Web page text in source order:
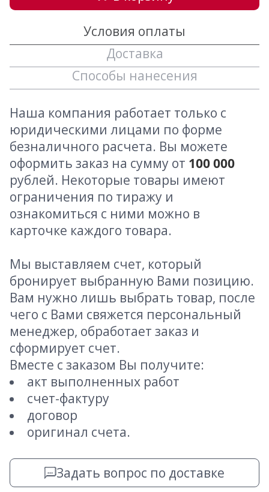
Условия оплаты
Доставка
Способы нанесения
Наша компания работает только с
юридическими лицами по форме
безналичного расчета. Вы можете
оформить заказ на сумму от 100 000
рублей. Некоторые товары имеют
ограничения по тиражу и
ознакомиться с ними можно в
карточке каждого товара.
Мы выставляем счет, который
бронирует выбранную Вами позицию.
Вам нужно лишь выбрать товар, после
чего с Вами свяжется персональный
менеджер, обработает заказ и
сформирует счет.
Вместе с заказом Вы получите:
акт выполненных работ
счет-фактуру
договор
оригинал счета.
Задать вопрос по доставке